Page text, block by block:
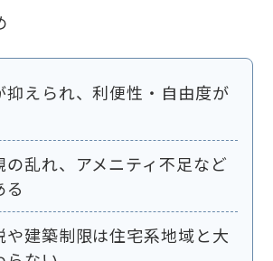
抑えられ、利便性・自由度が
の乱れ、アメニティ不足など
る
や建築制限は住宅系地域と大